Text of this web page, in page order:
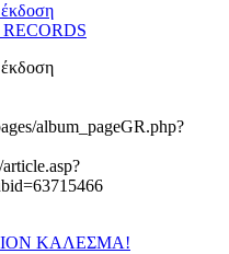
RECORDS
album_pageGR.php?
ΚΑΛΕΣΜΑ!